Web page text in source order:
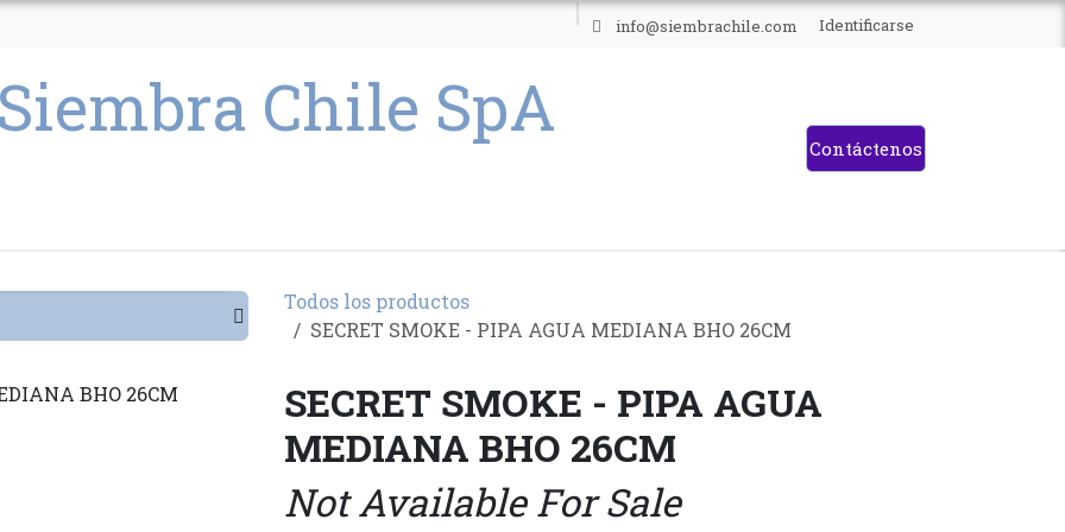
info@siembrachile.com Identificarse
Contáctenos
Todos los productos
SECRET SMOKE - PIPA AGUA MEDIANA BHO 26CM
SECRET SMOKE - PIPA AGUA
MEDIANA BHO 26CM
Not Available For Sale